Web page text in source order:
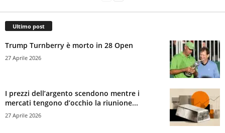
Ultimo post
Trump Turnberry è morto in 28 Open
27 Aprile 2026
I prezzi dell’argento scendono mentre i
mercati tengono d’occhio la riunione...
27 Aprile 2026